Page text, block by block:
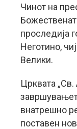
Чинот на
проследија
Неготино,
Велики.
Црквата „Св.
внатрешно
поставен